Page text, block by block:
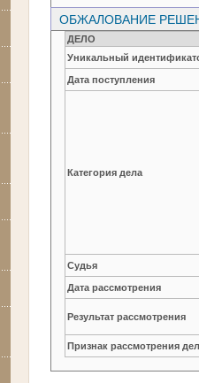
ОБЖАЛОВАНИЕ
ДЕЛО
Уникальный
Дата поступления
Категория дела
Судья
Дата рассмотрения
Результат рассмотрения
Признак рассмотрения